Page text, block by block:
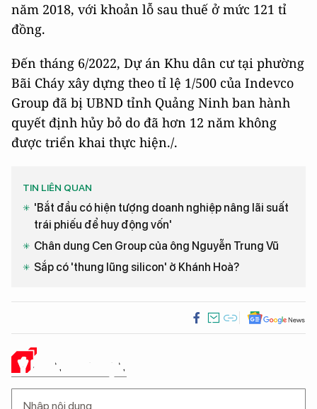
năm 2018, với khoản lỗ sau thuế ở mức 121 tỉ
đồng.
Đến tháng 6/2022, Dự án Khu dân cư tại phường
Bãi Cháy xây dựng theo tỉ lệ 1/500 của Indevco
Group đã bị UBND tỉnh Quảng Ninh ban hành
quyết định hủy bỏ do đã hơn 12 năm không
được triển khai thực hiện./.
TIN LIÊN QUAN
'Bắt đầu có hiện tượng doanh nghiệp nâng lãi suất
trái phiếu để huy động vốn'
Chân dung Cen Group của ông Nguyễn Trung Vũ
Sắp có 'thung lũng silicon' ở Khánh Hoà?
Ý KIẾN CỦA BẠN